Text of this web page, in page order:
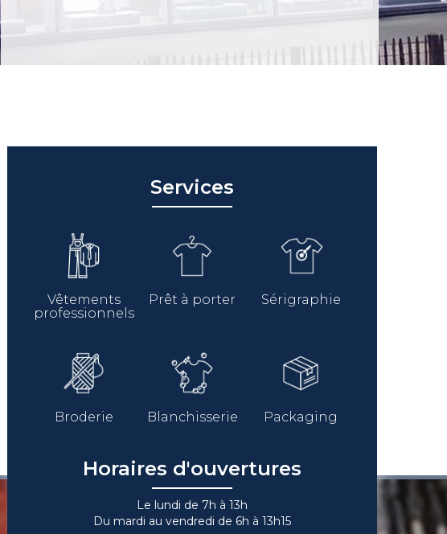
Services
Vêtements
professionnels
Prêt à porter Sérigraphie
Broderie Blanchisserie Packaging
Horaires d'ouvertures
Le lundi de 7h à 13h
Du mardi au vendredi de 6h à 13h15